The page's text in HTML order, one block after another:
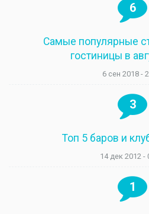
6
Самые популярные
гостиницы в
6 сен 2018 -
3
Топ 5 баров и
14 дек 2012 -
1